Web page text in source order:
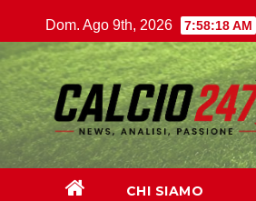
al
contenuto
Dom. Ago 9th, 2026 7:58:19 AM
CHI SIAMO